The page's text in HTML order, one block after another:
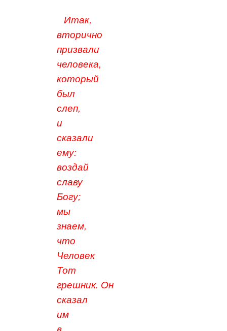
Итак,
вторично
призвали
человека,
который
был
слеп,
и
сказали
ему:
воздай
славу
Богу;
мы
знаем,
что
Человек
Тот
грешник. Он
сказал
им